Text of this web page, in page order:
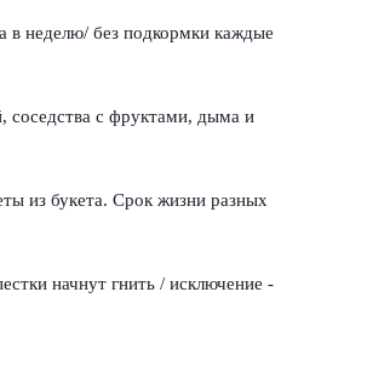
неделю/ без подкормки каждые
соседства с фруктами, дыма и
из букета. Срок жизни разных
начнут гнить / исключение -